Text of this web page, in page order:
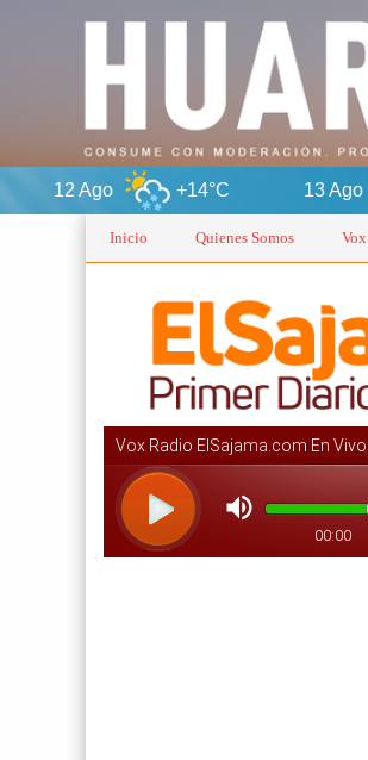
+14°C 13 Ago +13°C
Inicio Quienes Somos